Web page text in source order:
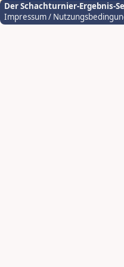
Der Schachturnier-Ergebnis-
Impressum /